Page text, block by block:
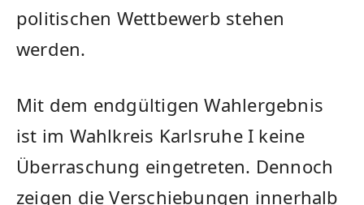
politischen Wettbewerb stehen
werden.
Mit dem endgültigen Wahlergebnis
ist im Wahlkreis Karlsruhe I keine
Überraschung eingetreten. Dennoch
zeigen die Verschiebungen innerhalb